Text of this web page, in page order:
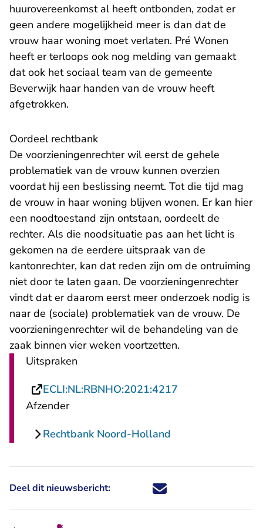
huurovereenkomst al heeft ontbonden, zodat er
geen andere mogelijkheid meer is dan dat de
vrouw haar woning moet verlaten. Pré Wonen
heeft er terloops ook nog melding van gemaakt
dat ook het sociaal team van de gemeente
Beverwijk haar handen van de vrouw heeft
afgetrokken.
Oordeel rechtbank
De voorzieningenrechter wil eerst de gehele
problematiek van de vrouw kunnen overzien
voordat hij een beslissing neemt. Tot die tijd mag
de vrouw in haar woning blijven wonen. Er kan hier
een noodtoestand zijn ontstaan, oordeelt de
rechter. Als die noodsituatie pas aan het licht is
gekomen na de eerdere uitspraak van de
kantonrechter, kan dat reden zijn om de ontruiming
niet door te laten gaan. De voorzieningenrechter
vindt dat er daarom eerst meer onderzoek nodig is
naar de (sociale) problematiek van de vrouw. De
voorzieningenrechter wil de behandeling van de
zaak binnen vier weken voortzetten.
Uitspraken
ECLI:NL:RBNHO:2021:4217
Afzender
Rechtbank Noord-Holland
Deel dit nieuwsbericht: Deel dit nieuwsbericht via X -
Deel dit nieuwsbericht via
Deel dit nieuwsbericht
Deel dit